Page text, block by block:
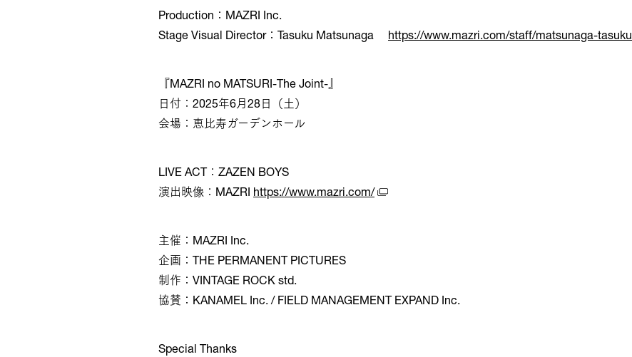
Production：MAZRI Inc.
Stage Visual Director：Tasuku Matsunaga https://www.mazri.com/staff/matsunaga-tasuku
『MAZRI no MATSURI-The Joint-』
日付：2025年6月28日（土）
会場：恵比寿ガーデンホール
LIVE ACT：ZAZEN BOYS
演出映像：MAZRI https://www.mazri.com/
主催：MAZRI Inc.
企画：THE PERMANENT PICTURES
制作：VINTAGE ROCK std.
協賛：KANAMEL Inc. / FIELD MANAGEMENT EXPAND Inc.
Special Thanks